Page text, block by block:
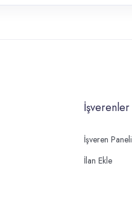
İşverenler
İşveren Paneli
İlan Ekle